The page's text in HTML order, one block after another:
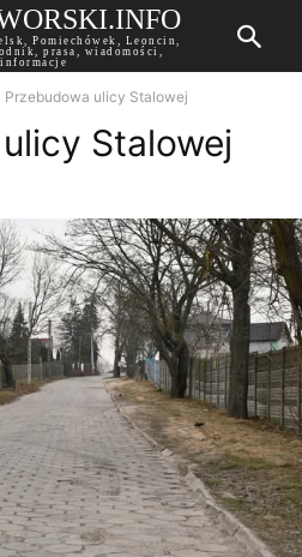
Pomiechówek, Leoncin,
prasa, wiadomości,
informacje
Przebudowa ulicy Stalowej
Stalowej